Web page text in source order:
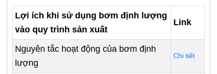
Lợi ích khi sử dụng bơm định lượng
vào quy trình sản xuất
Link
Nguyên tắc hoạt động của bơm định
lượng
Chi tiết